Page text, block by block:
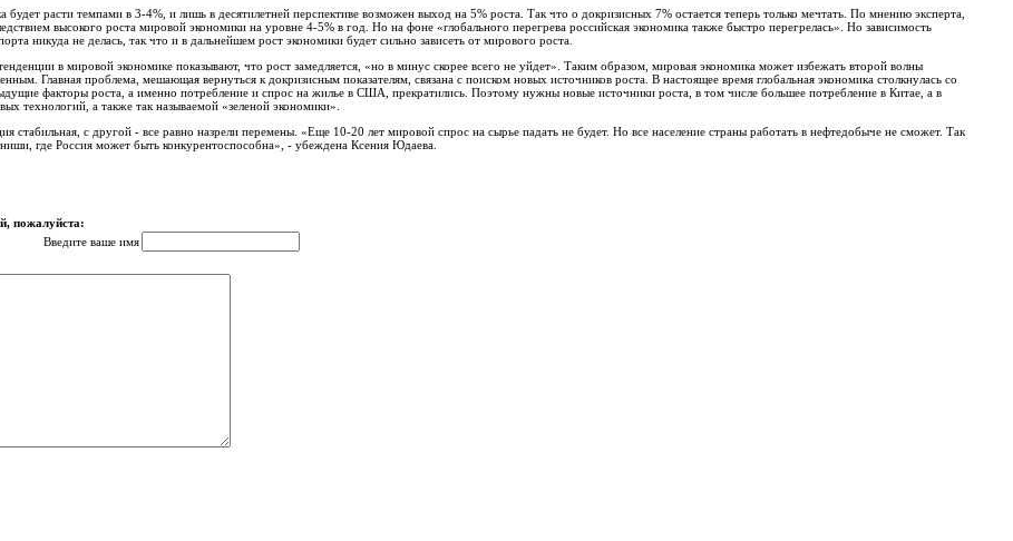
расти темпами в 3-4%, и лишь в десятилетней перспективе возможен выход на 5% роста. Так что о докризисных 7% остается теперь только мечтать. По мнению эксперта,
высокого роста мировой экономики на уровне 4-5% в год. Но на фоне «глобального перегрева российская экономика также быстро перегрелась». Но зависимость
никуда не делась, так что и в дальнейшем рост экономики будет сильно зависеть от мирового роста.
в мировой экономике показывают, что рост замедляется, «но в минус скорее всего не уйдет». Таким образом, мировая экономика может избежать второй волны
Главная проблема, мешающая вернуться к докризисным показателям, связана с поиском новых источников роста. В настоящее время глобальная экономика столкнулась со
факторы роста, а именно потребление и спрос на жилье в США, прекратились. Поэтому нужны новые источники роста, в том числе большее потребление в Китае, а в
технологий, а также так называемой «зеленой экономики».
стабильная, с другой - все равно назрели перемены. «Еще 10-20 лет мировой спрос на сырье падать не будет. Но все население страны работать в нефтедобыче не сможет. Так
где Россия может быть конкурентоспособна», - убеждена Ксения Юдаева.
пожалуйста:
Введите ваше имя